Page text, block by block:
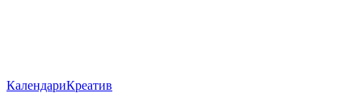
КалендариКреатив